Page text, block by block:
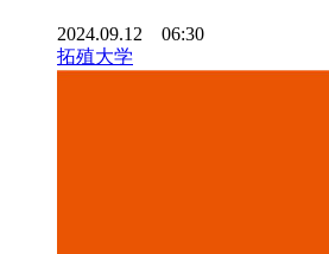
2024.09.12 06:30
拓殖大学